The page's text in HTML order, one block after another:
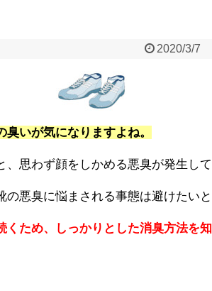
2020/3/7
臭いが気になりますよね。
思わず顔をしかめる悪臭が発生して
の悪臭に悩まされる事態は避けたいと
くため、しっかりとした消臭方法を